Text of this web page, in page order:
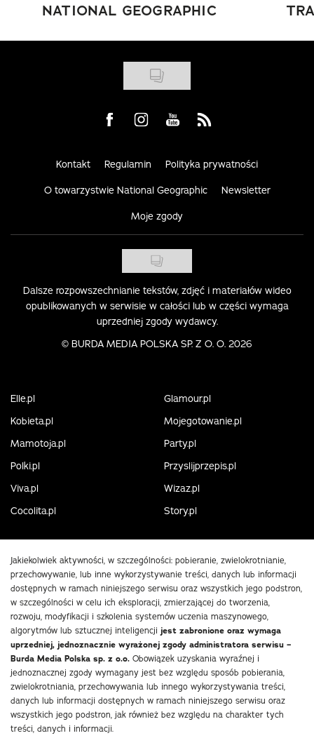
NATIONAL GEOGRAPHIC
Visit us on Facebook
Visit us on Instagram
Visit us on Youtube
Visit us on Rss
Kontakt Regulamin Polityka prywatności
O towarzystwie National Geographic Newsletter
Moje zgody
Dalsze rozpowszechnianie tekstów, zdjęć i materiałów wideo
opublikowanych w serwisie w całości lub w części wymaga
uprzedniej zgody wydawcy.
© BURDA MEDIA POLSKA SP. Z O. O. 2026
Elle.pl
Glamour.pl
Kobieta.pl
Mojegotowanie.pl
Mamotoja.pl
Party.pl
Polki.pl
Przyslijprzepis.pl
Viva.pl
Wizaz.pl
Cocolita.pl
Story.pl
Jakiekolwiek aktywności, w szczególności: pobieranie, zwielokrotnianie,
przechowywanie, lub inne wykorzystywanie treści, danych lub informacji
dostępnych w ramach niniejszego serwisu oraz wszystkich jego podstron,
w szczególności w celu ich eksploracji, zmierzającej do tworzenia,
rozwoju, modyfikacji i szkolenia systemów uczenia maszynowego,
algorytmów lub sztucznej inteligencji jest zabronione oraz wymaga
uprzedniej, jednoznacznie wyrażonej zgody administratora serwisu –
Burda Media Polska sp. z o.o. Obowiązek uzyskania wyraźnej i
jednoznacznej zgody wymagany jest bez względu sposób pobierania,
zwielokrotniania, przechowywania lub innego wykorzystywania treści,
danych lub informacji dostępnych w ramach niniejszego serwisu oraz
wszystkich jego podstron, jak również bez względu na charakter tych
treści, danych i informacji.